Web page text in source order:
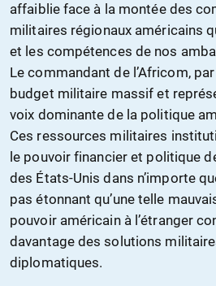
affaiblie face à la montée des
militaires régionaux américains
et les compétences de nos
Le commandant de l’Africom,
budget militaire massif et
voix dominante de la politique
Ces ressources militaires
le pouvoir financier et politique
des États-Unis dans n’importe
pas étonnant qu’une telle
pouvoir américain à l’étranger
davantage des solutions
diplomatiques.